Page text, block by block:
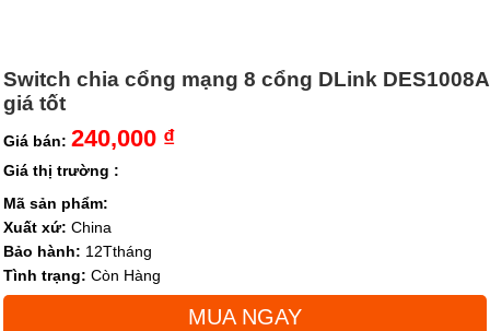
Switch chia cổng mạng 8 cổng DLink DES1008A
giá tốt
Giá bán: 240,000 ₫
Giá thị trường :
Mã sản phẩm:
Xuất xứ: China
Bảo hành: 12Ttháng
Tình trạng: Còn Hàng
MUA NGAY